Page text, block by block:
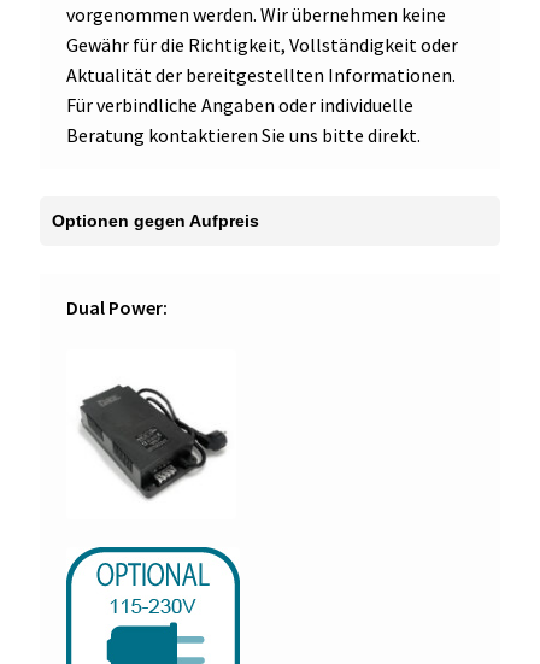
vorgenommen werden. Wir übernehmen keine
Gewähr für die Richtigkeit, Vollständigkeit oder
Aktualität der bereitgestellten Informationen.
Für verbindliche Angaben oder individuelle
Beratung kontaktieren Sie uns bitte direkt.
Optionen gegen Aufpreis
Dual Power: